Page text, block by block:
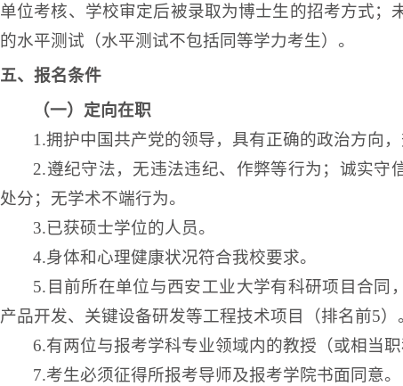
单位考核、学校审定后被录取为博士生的招考方式；
的水平测试 （水平测试不包括同等学力考生） 。
五、 报名条件
（一）定向在职
1.拥护中国共产党的领导，具有正确的政治方向
2.遵纪守法，无违法违纪、作弊等行为；诚实守
处分；无学术不端行为。
3.已获硕士学位的人员。
4.身体和心理健康状况符合我校要求。
5. 目前所在单位与西安工业大学有科研项目合
产品开发、关键设备研发等工程技术项目（排名前5）
6.有两位与报考学科专业领域内的教授（或相当
7.考生必须征得所报考导师及报考学院书面同意。